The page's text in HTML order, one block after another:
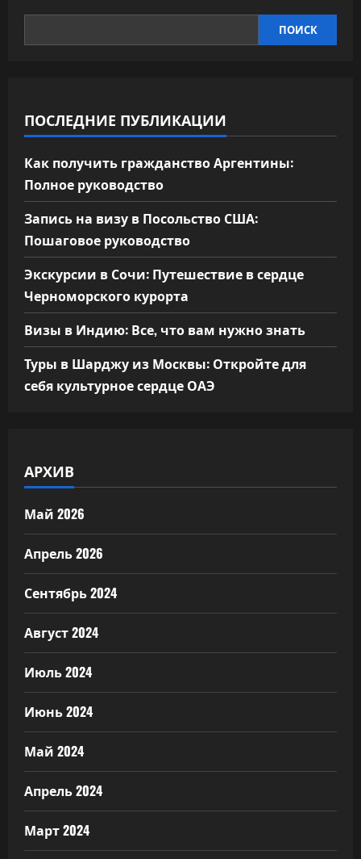
ПОИСК
ПОСЛЕДНИЕ ПУБЛИКАЦИИ
Как получить гражданство Аргентины:
Полное руководство
Запись на визу в Посольство США:
Пошаговое руководство
Экскурсии в Сочи: Путешествие в сердце
Черноморского курорта
Визы в Индию: Все, что вам нужно знать
Туры в Шарджу из Москвы: Откройте для
себя культурное сердце ОАЭ
АРХИВ
Май 2026
Апрель 2026
Сентябрь 2024
Август 2024
Июль 2024
Июнь 2024
Май 2024
Апрель 2024
Март 2024